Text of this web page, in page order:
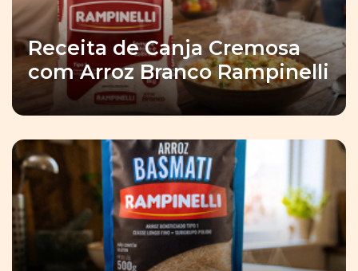
Receita de Canja Cremosa
com Arroz Branco Rampinelli